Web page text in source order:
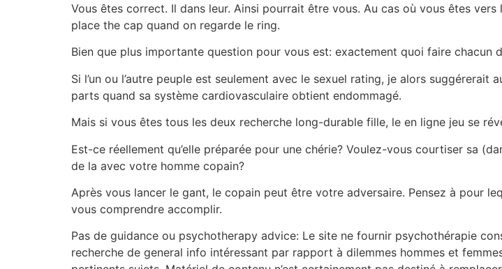
Vous êtes correct. Il dans leur. Ainsi pourrait être vous. Au cas où vous êtes
place the cap quand on regarde le ring.
Bien que plus importante question pour vous est: exactement quoi faire chacun
Si l’un ou l’autre peuple est seulement avec le sexuel rating, je alors
parts quand sa système cardiovasculaire obtient endommagé.
Mais si vous êtes tous les deux recherche long-durable fille, le en ligne jeu se
Est-ce réellement qu’elle préparée pour une chérie? Voulez-vous courtiser sa
de la avec votre homme copain?
Après vous lancer le gant, le copain peut être votre adversaire. Pensez à pour
vous comprendre accomplir.
Pas de guidance ou psychotherapy advice: Le site ne fournir psychothérapie
recherche de general info intéressant par rapport à dilemmes hommes et